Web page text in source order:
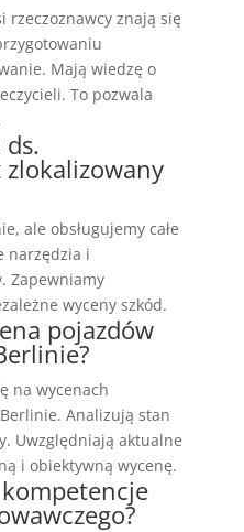
rzeczoznawcy znają się
Mają wiedzę o
To pozwala
ds.
ale obsługujemy całe
narzędzia i
Zapewniamy
wyceny szkód.
pojazdów
na wycenach
Analizują stan
Uwzględniają aktualne
i obiektywną wycenę.